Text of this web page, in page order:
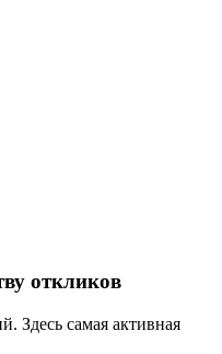
откликов
. Здесь самая активная